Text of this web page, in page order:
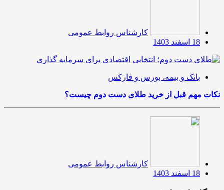
کارشناس روابط عمومی
18 اسفند 1403
بانک و بیمه، بورس و فارکس
نکات مهم قبل از خرید طلای دست دوم چیست؟
کارشناس روابط عمومی
18 اسفند 1403